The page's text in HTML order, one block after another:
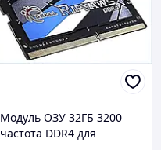
Модуль ОЗУ 32ГБ 3200
частота DDR4 для